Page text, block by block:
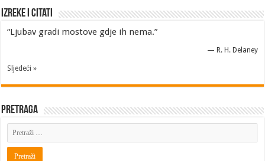
Izreke i Citati
“Ljubav gradi mostove gdje ih nema.”
— R. H. Delaney
Sljedeći »
Pretraga